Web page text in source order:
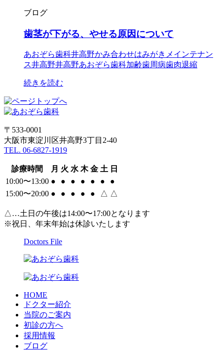
ブログ
歯茎が下がる、やせる原因について
あおぞら歯科井高野かみ合わせはみがき メインテナン
ス井高野井高野あおぞら歯科加齢歯周病歯肉退縮
続きを読む
〒533-0001
大阪市東淀川区井高野3丁目2-40
TEL. 06-6827-1919
診療時間 月 火 水 木 金 土 日
10:00〜13:00 ● ● ● ● ● ●
●
15:00〜20:00 ● ● ● ● ● △ △
△…土日の午後は14:00〜17:00となります
※祝日、年末年始は休診いたします
Doctors File
HOME
ドクター紹介
当院のご案内
初診の方へ
採用情報
ブログ